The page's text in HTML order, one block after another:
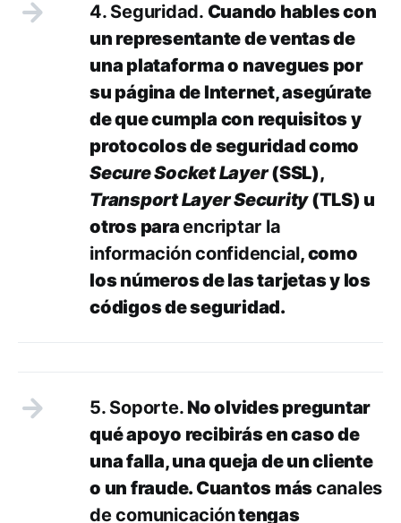
4. Seguridad. Cuando hables con
un representante de ventas de
una plataforma o navegues por
su página de Internet, asegúrate
de que cumpla con requisitos y
protocolos de seguridad como
Secure Socket Layer(SSL),
Transport Layer Security(TLS) u
otros paraencriptar la
información confidencial, como
los números de las tarjetas y los
códigos de seguridad.
5. Soporte. No olvides preguntar
qué apoyo recibirás en caso de
una falla, una queja de un cliente
o un fraude. Cuantos máscanales
de comunicacióntengas